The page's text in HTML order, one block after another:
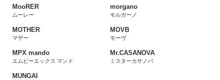
MooRER
ムーレー
morgano
モルガーノ
MOTHER
マザー
MOVB
モーヴ
MPX mando
エムピーエックス マンド
Mr.CASANOVA
ミスターカサノバ
MUNGAI